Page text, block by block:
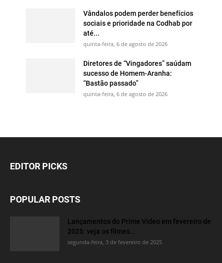
Vândalos podem perder benefícios
sociais e prioridade na Codhab por
até...
quinta-feira, 6 de agosto de 2026
Diretores de “Vingadores” saúdam
sucesso de Homem-Aranha:
“Bastão passado”
quinta-feira, 6 de agosto de 2026
EDITOR PICKS
POPULAR POSTS
Lançamentos do Prime Video em fevereiro de
2025: veja os filmes...
segunda-feira, 3 de fevereiro de 2025